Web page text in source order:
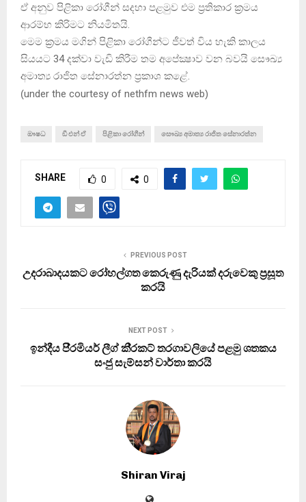
ඒ අනුව පිළිකා රෝගීන් සදහා පළමුව එම ප‍්‍රතිකාර ක‍්‍රමය
ආරම්භ කිරිමට නියමිතයි.
මෙම ක‍්‍රමය මගින් පිළිකා රෝගීන්ට ජීවත් විය හැකි කාලය
සියයට 34 දක්වා වැඩි කිරීම තම අපේක්‍ෂාව වන බවයි සෞඛ්‍ය
අමාත්‍ය රාජිත සේනාරත්න ප‍්‍රකාශ කළේ.
(under the courtesy of nethfm news web)
ඖෂධ ඞී එන් ඒ පිළිකා රෝගීන් සෞඛ්‍ය අමාත්‍ය රාජිත සේනාරත්න
SHARE 0 0
PREVIOUS POST
උදරාබාදයකට රෝහල්ගත කෙරුණු දැරියක් දරුවෙකු ප‍්‍රසූත
කරයි
NEXT POST
ඉන්දීය පි‍්‍රමියර් ලීග් කි‍්‍රකට් තරගාවලියේ පළමු ශතකය
සංජු සැම්සන් වාර්තා කරයි
Shiran Viraj